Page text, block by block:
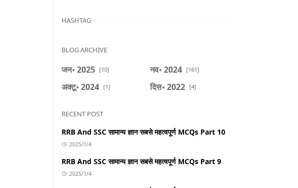
HASHTAG
BLOG ARCHIVE
जन॰ 2025 [10] नव॰ 2024 [161]
अक्टू॰ 2024 [1] दिस॰ 2022 [4]
RECENT POST
RRB And SSC सामान्य ज्ञान सबसे महत्वपूर्ण MCQs Part 10
2025/1/4
RRB And SSC सामान्य ज्ञान सबसे महत्वपूर्ण MCQs Part 9
2025/1/4